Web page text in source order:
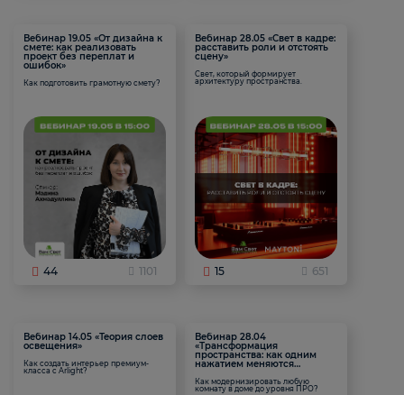
Вебинар 19.05 «От дизайна к
смете: как реализовать
проект без переплат и
ошибок»
Как подготовить грамотную смету?
44 1101
Вебинар 28.05 «Свет в кадре:
расставить роли и отстоять
сцену»
Свет, который формирует
архитектуру пространства.
15 651
Вебинар 14.05 «Теория слоев
освещения»
Как создать интерьер премиум-
класса с Arlight?
Вебинар 28.04
«Трансформация
пространства: как одним
нажатием меняются
Как модернизировать любую
комнату в доме до уровня ПРО?